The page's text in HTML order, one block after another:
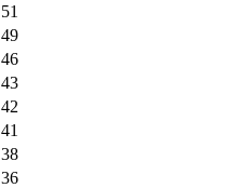
51
49
46
43
42
41
38
36